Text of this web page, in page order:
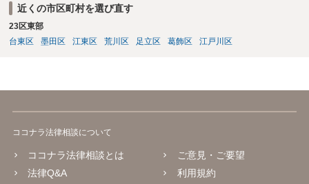
近くの市区町村を選び直す
23区東部
台東区
墨田区 江東区 荒川区 足立区 葛飾区 江戸川区
ココナラ法律相談について
ココナラ法律相談とは
法律Q&A
ご意見・ご要望
利用規約